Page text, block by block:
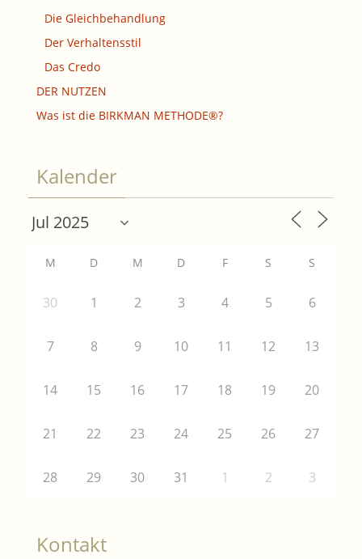
Die Gleichbehandlung
Der Verhaltensstil
Das Credo
DER NUTZEN
Was ist die BIRKMAN METHODE®?
Kalender
M D M D F S S
30 1 2 3 4 5 6
7 8 9 10 11 12 13
14 15 16 17 18 19 20
21 22 23 24 25 26 27
28 29 30 31 1 2 3
Kontakt